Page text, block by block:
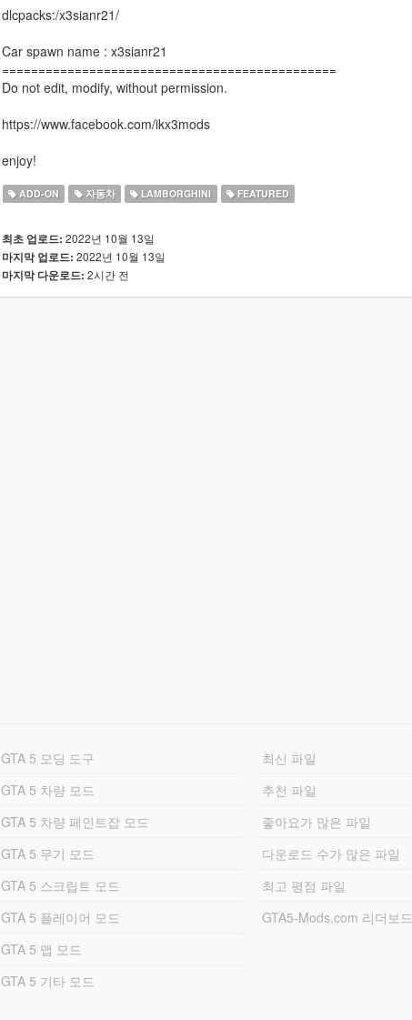
dlcpacks:/x3sianr21/
Car spawn name : x3sianr21
==============================================
Do not edit, modify, without permission.
https://www.facebook.com/ikx3mods
enjoy!
ADD-ON 자동차 LAMBORGHINI FEATURED
최초 업로드: 2022년 10월 13일
마지막 업로드: 2022년 10월 13일
마지막 다운로드: 2시간 전
GTA 5 모딩 도구
GTA 5 차량 모드
GTA 5 차량 페인트잡 모드
GTA 5 무기 모드
GTA 5 스크립트 모드
GTA 5 플레이어 모드
GTA 5 맵 모드
GTA 5 기타 모드
최신 파일
추천 파일
좋아요가 많은 파일
다운로드 수가 많은 파일
최고 평점 파일
GTA5-Mods.com 리더보드